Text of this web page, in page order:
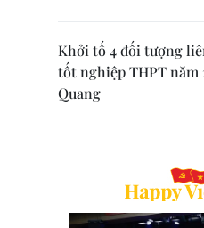
Khởi tố 4 đối tượng
tốt nghiệp THPT năm
Quang